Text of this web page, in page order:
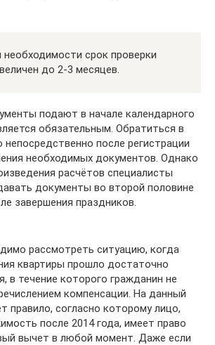
срок проверки
до 2-3 месяцев.
подают в начале календарного
обязательным. Обратиться в
после регистрации
необходимых документов. Однако
расчётов специалисты
документы во второй половине
завершения праздников.
рассмотреть ситуацию, когда
квартиры прошло достаточно
в течение которого гражданин не
компенсации. На данный
правило, согласно которому лицо,
после 2014 года, имеет право
вычет в любой момент. Даже если